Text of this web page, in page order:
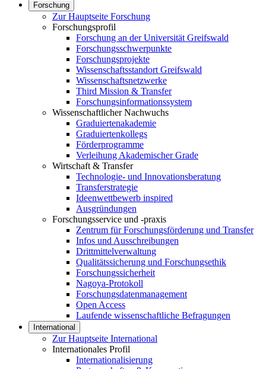
Forschung
Zur Hauptseite Forschung
Forschungsprofil
Forschung an der Universität Greifswald
Forschungsschwerpunkte
Forschungsprojekte
Wissenschaftsstandort Greifswald
Wissenschaftsnetzwerke
Third Mission & Transfer
Forschungsinformationssystem
Wissenschaftlicher Nachwuchs
Graduiertenakademie
Graduiertenkollegs
Förderprogramme
Verleihung Akademischer Grade
Wirtschaft & Transfer
Technologie- und Innovationsberatung
Transferstrategie
Ideenwettbewerb inspired
Ausgründungen
Forschungsservice und -praxis
Zentrum für Forschungsförderung und Transfer
Infos und Ausschreibungen
Drittmittelverwaltung
Qualitätssicherung und Forschungsethik
Forschungssicherheit
Nagoya-Protokoll
Forschungsdatenmanagement
Open Access
Laufende wissenschaftliche Befragungen
International
Zur Hauptseite International
Internationales Profil
Internationalisierung